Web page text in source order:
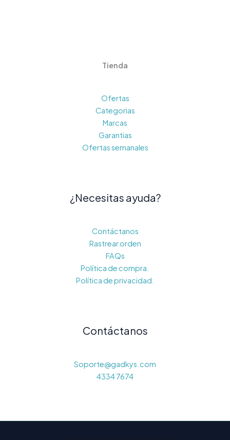
Tienda
Ofertas
Categorias
Marcas
Garantias
Ofertas semanales
¿Necesitas ayuda?
Contáctanos
Rastrear orden
FAQs
Política de compra.
Política de privacidad.
Contáctanos
Soporte@gadkys.com
4334 7674